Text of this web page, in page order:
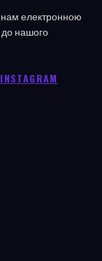
електронною
нашого
INSTAGRAM